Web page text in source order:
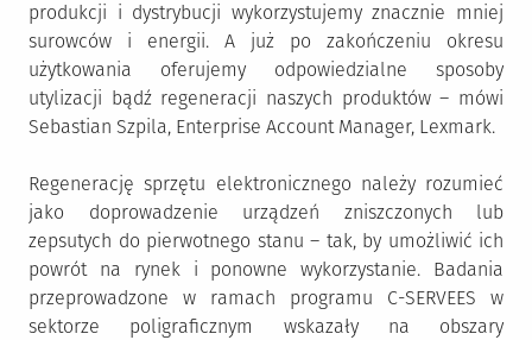
produkcji i dystrybucji wykorzystujemy znacznie mniej
surowców i energii. A już po zakończeniu okresu
użytkowania oferujemy odpowiedzialne sposoby
utylizacji bądź regeneracji naszych produktów – mówi
Sebastian Szpila, Enterprise Account Manager, Lexmark.
Regenerację sprzętu elektronicznego należy rozumieć
jako doprowadzenie urządzeń zniszczonych lub
zepsutych do pierwotnego stanu – tak, by umożliwić ich
powrót na rynek i ponowne wykorzystanie. Badania
przeprowadzone w ramach programu C-SERVEES w
sektorze poligraficznym wskazały na obszary